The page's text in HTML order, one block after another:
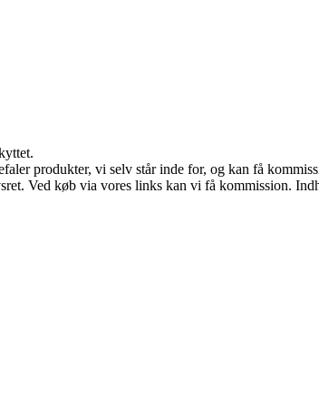
produkter, vi selv står inde for, og kan få
Ved køb via vores links kan vi få kommission.